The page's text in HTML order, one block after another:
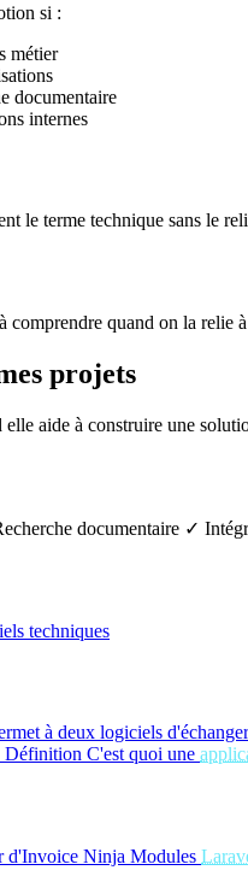
si :
métier
documentaire
internes
le terme technique sans le
quand on la relie
projets
aide à construire une
documentaire ✓
techniques
à deux logiciels
Définition C'est quoi une
d'Invoice Ninja Modules